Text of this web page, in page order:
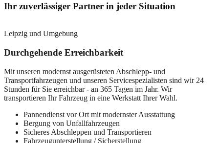
Ihr zuverlässiger Partner in jeder Situation
Leipzig und Umgebung
Durchgehende Erreichbarkeit
Mit unseren modernst ausgerüsteten Abschlepp- und
Transportfahrzeugen und unseren Servicespezialisten sind wir 24
Stunden für Sie erreichbar - an 365 Tagen im Jahr. Wir
transportieren Ihr Fahrzeug in eine Werkstatt Ihrer Wahl.
Pannendienst vor Ort mit modernster Ausstattung
Bergung von Unfallfahrzeugen
Sicheres Abschleppen und Transportieren
Fahrzeugunterstellung / Sicherstellung